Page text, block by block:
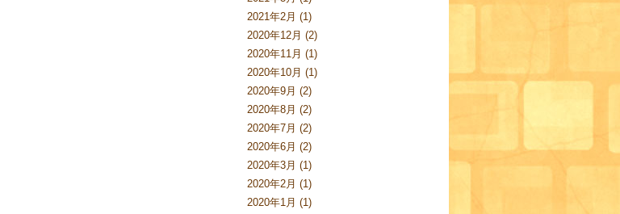
2021年2月 (1)
2020年12月 (2)
2020年11月 (1)
2020年10月 (1)
2020年9月 (2)
2020年8月 (2)
2020年7月 (2)
2020年6月 (2)
2020年3月 (1)
2020年2月 (1)
2020年1月 (1)